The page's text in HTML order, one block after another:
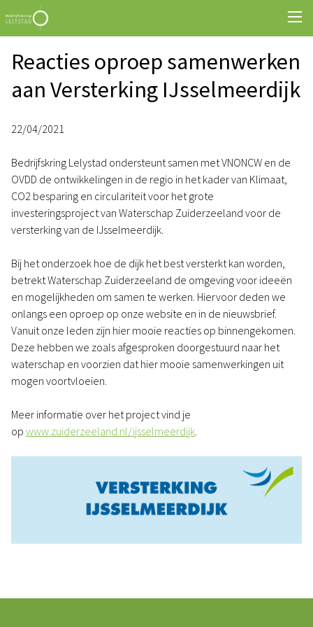
Reacties oproep samenwerken
aan Versterking IJsselmeerdijk
22/04/2021
Bedrijfskring Lelystad ondersteunt samen met VNONCW en de
OVDD de ontwikkelingen in de regio in het kader van Klimaat,
CO2 besparing en circulariteit voor het grote
investeringsproject van Waterschap Zuiderzeeland voor de
versterking van de IJsselmeerdijk.
Bij het onderzoek hoe de dijk het best versterkt kan worden,
betrekt Waterschap Zuiderzeeland de omgeving voor ideeën
en mogelijkheden om samen te werken. Hiervoor deden we
onlangs een oproep op onze website en in de nieuwsbrief.
Vanuit onze leden zijn hier mooie reacties op binnengekomen.
Deze hebben we zoals afgesproken doorgestuurd naar het
waterschap en voorzien dat hier mooie samenwerkingen uit
mogen voortvloeien.
Meer informatie over het project vind je
op www.zuiderzeeland.nl/ijsselmeerdijk.